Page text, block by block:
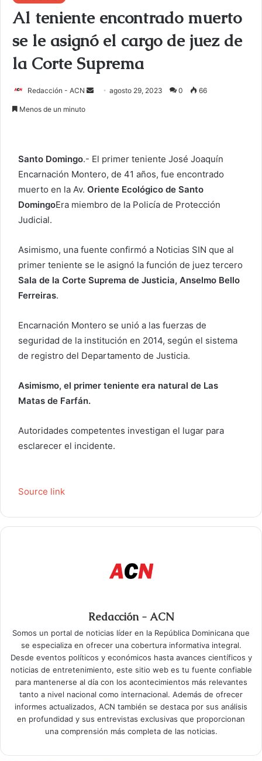
Al teniente encontrado muerto
se le asignó el cargo de juez de
la Corte Suprema
Redacción - ACN
r
u
n
c
c
t
r
n
o
agosto 29, 2023 0 66
Menos de un minuto
Santo Domingo.- El primer teniente José Joaquín
Encarnación Montero, de 41 años, fue encontrado
muerto en la Av. Oriente Ecológico de Santo
DomingoEra miembro de la Policía de Protección
Judicial.
Asimismo, una fuente confirmó a Noticias SIN que al
primer teniente se le asignó la función de juez tercero
Sala de la Corte Suprema de Justicia, Anselmo Bello
Ferreiras.
Encarnación Montero se unió a las fuerzas de
seguridad de la institución en 2014, según el sistema
de registro del Departamento de Justicia.
Asimismo, el primer teniente era natural de Las
Matas de Farfán.
Autoridades competentes investigan el lugar para
esclarecer el incidente.
Source link
Redacción - ACN
Somos un portal de noticias líder en la República Dominicana que
se especializa en ofrecer una cobertura informativa integral.
Desde eventos políticos y económicos hasta avances científicos y
noticias de entretenimiento, este sitio web es tu fuente confiable
para mantenerse al día con los acontecimientos más relevantes
tanto a nivel nacional como internacional. Además de ofrecer
informes actualizados, ACN también se destaca por sus análisis
en profundidad y sus entrevistas exclusivas que proporcionan
una comprensión más completa de las noticias.